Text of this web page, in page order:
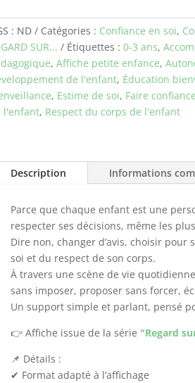
: ND Catégories : Confiance en soi,
SUR...
Étiquettes : 0-3 ans,
, Affiche petite enfance,
de l'enfant, Éducation
, Estime de soi, Faire confiance
l'enfant, Respect du corps de l'enfant
Description Informations
Parce que chaque enfant est une
respecter ses décisions, même les
Dire non, changer d’avis, choisir pour
soi et du respect de son corps.
À travers une scène de vie
sans imposer, proposer sans forcer,
Un support simple et parlant, pensé
👉 Affiche issue de la série "Regard
📌 Détails :
✔ Format adapté à l’affichage